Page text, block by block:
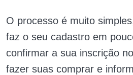
O processo é muito
faz o seu cadastro em
confirmar a sua inscrição
fazer suas comprar e